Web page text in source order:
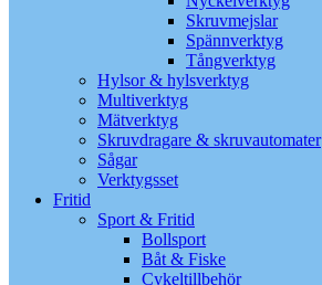
Skruvmejslar
Spännverktyg
Tångverktyg
Hylsor & hylsverktyg
Multiverktyg
Mätverktyg
Skruvdragare & skruvautomater
Sågar
Verktygsset
Fritid
Sport & Fritid
Bollsport
Båt & Fiske
Cykeltillbehör